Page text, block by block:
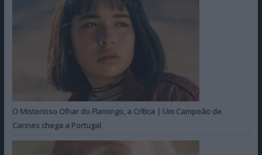
O Misterioso Olhar do Flamingo, a Crítica | Um Campeão de
Cannes chega a Portugal